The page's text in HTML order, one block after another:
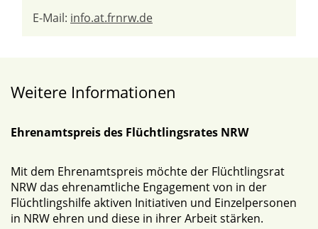
E-Mail: info.at.frnrw.de
Weitere Informationen
Ehrenamtspreis des Flüchtlingsrates NRW
Mit dem Ehrenamtspreis möchte der Flüchtlingsrat
NRW das ehrenamtliche Engagement von in der
Flüchtlingshilfe aktiven Initiativen und Einzelpersonen
in NRW ehren und diese in ihrer Arbeit stärken.